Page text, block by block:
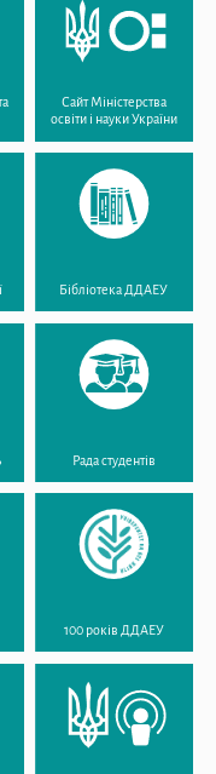
Сайт Міністерства
освіти і науки України
Бібліотека ДДАЕУ
Рада студентів
100 років ДДАЕУ